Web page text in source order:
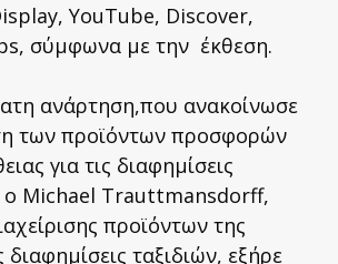
YouTube, Discover,
σύμφωνα με την έκθεση.
ανάρτηση,που ανακοίνωσε
των προϊόντων προσφορών
για τις διαφημίσεις
ο Michael Trauttmansdorff,
προϊόντων της
διαφημίσεις ταξιδιών, εξήρε